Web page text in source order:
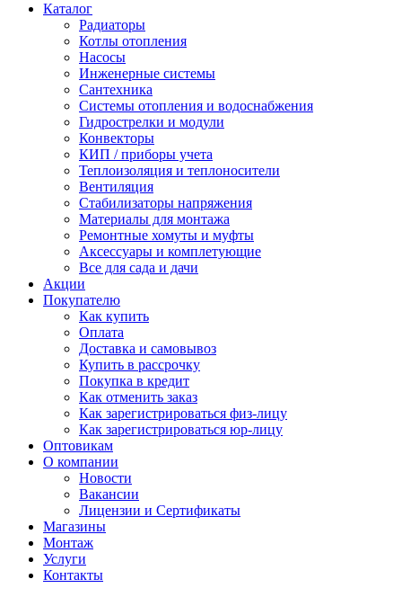
Каталог
Радиаторы
Котлы отопления
Насосы
Инженерные системы
Сантехника
Системы отопления и водоснабжения
Гидрострелки и модули
Конвекторы
КИП / приборы учета
Теплоизоляция и теплоносители
Вентиляция
Стабилизаторы напряжения
Материалы для монтажа
Ремонтные хомуты и муфты
Аксессуары и комплетующие
Все для сада и дачи
Акции
Покупателю
Как купить
Оплата
Доставка и самовывоз
Купить в рассрочку
Покупка в кредит
Как отменить заказ
Как зарегистрироваться физ-лицу
Как зарегистрироваться юр-лицу
Оптовикам
О компании
Новости
Вакансии
Лицензии и Сертификаты
Магазины
Монтаж
Услуги
Контакты